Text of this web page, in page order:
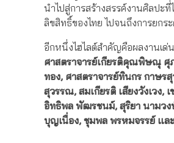
นำไปสู่การสร้างสรรค์งานศิลปะที่
ลิขสิทธิ์ของไทย ไปจนถึงการยกร
อีกหนึ่งไฮไลต์สำคัญคือผลงานเ
ศาสตราจารย์เกียรติคุณพิษณุ
ทอง, ศาสตราจารย์ทินกร กาษ
สุวรรณ, สมเกียรติ เสียงวังเวง,
อิทธิพล พัฒรชนม์, สุริยา นามว
บุญเนื่อง, ชุมพล พรหมจรรย์ แล